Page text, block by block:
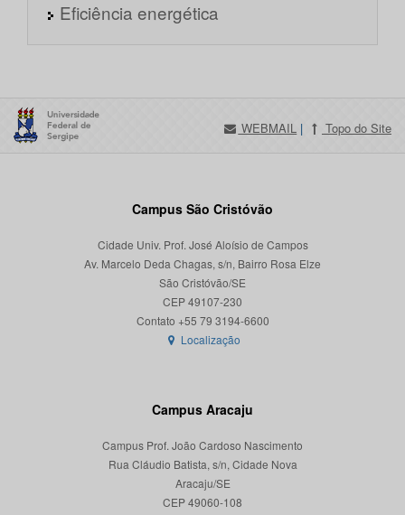
Eficiência energética
WEBMAIL | Topo do Site
Campus São Cristóvão
Cidade Univ. Prof. José Aloísio de Campos
Av. Marcelo Deda Chagas, s/n, Bairro Rosa Elze
São Cristóvão/SE
CEP 49107-230
Localização
Campus Aracaju
Campus Prof. João Cardoso Nascimento
Rua Cláudio Batista, s/n, Cidade Nova
Aracaju/SE
CEP 49060-108